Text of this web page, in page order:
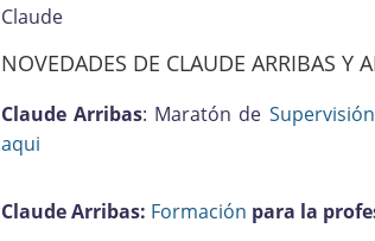
Claude
NOVEDADES DE CLAUDE ARRIBAS Y
Claude Arribas: Maratón de Supervisión
aqui
Claude Arribas: Formación para la